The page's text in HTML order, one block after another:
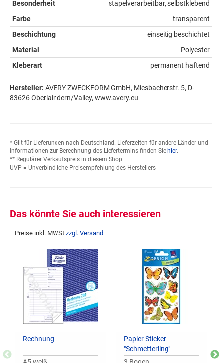
Besonderheit
stapelverarbeitbar, selbstklebend
Farbe
transparent
Beschichtung
einseitig beschichtet
Material
Polyester
Kleberart
permanent haftend
Hersteller: AVERY ZWECKFORM GmbH, Miesbacherstr. 5, D-
83626 Oberlaindern/Valley, www.avery.eu
* Gilt für Lieferungen nach Deutschland. Lieferzeiten für andere Länder und
Informationen zur Berechnung des Liefertermins finden Sie hier.
** Regulärer Verkaufspreis in diesem Shop
UVP = Unverbindliche Preisempfehlung des Herstellers
Das könnte Sie auch interessieren
Preise inkl. MWSt zzgl. Versand
Rechnung
A5 weiß
Papier Sticker
"Schmetterling"
3 Bogen